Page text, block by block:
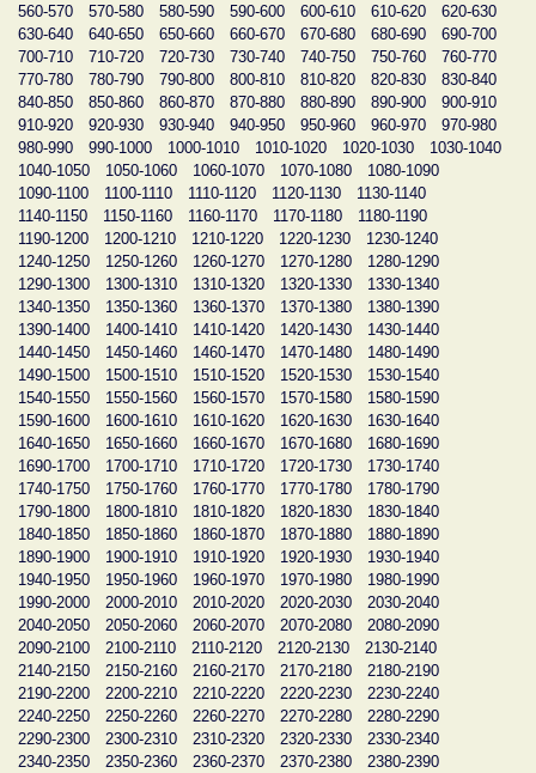
560-570
570-580 580-590 590-600 600-610 610-620
620-630
630-640
640-650 650-660 660-670 670-680 680-690
690-700
700-710
710-720 720-730 730-740 740-750 750-760
760-770
770-780
780-790 790-800 800-810 810-820 820-830
830-840
840-850
850-860 860-870 870-880 880-890 890-900
900-910
910-920
920-930 930-940 940-950 950-960 960-970
970-980
980-990
990-1000 1000-1010 1010-1020 1020-1030
1030-1040
1040-1050
1050-1060 1060-1070 1070-1080
1080-1090
1090-1100
1100-1110 1110-1120 1120-1130
1130-1140
1140-1150
1150-1160 1160-1170 1170-1180
1180-1190
1190-1200
1200-1210 1210-1220 1220-1230
1230-1240
1240-1250
1250-1260 1260-1270 1270-1280
1280-1290
1290-1300
1300-1310 1310-1320 1320-1330
1330-1340
1340-1350
1350-1360 1360-1370 1370-1380
1380-1390
1390-1400
1400-1410 1410-1420 1420-1430
1430-1440
1440-1450
1450-1460 1460-1470 1470-1480
1480-1490
1490-1500
1500-1510 1510-1520 1520-1530
1530-1540
1540-1550
1550-1560 1560-1570 1570-1580
1580-1590
1590-1600
1600-1610 1610-1620 1620-1630
1630-1640
1640-1650
1650-1660 1660-1670 1670-1680
1680-1690
1690-1700
1700-1710 1710-1720 1720-1730
1730-1740
1740-1750
1750-1760 1760-1770 1770-1780
1780-1790
1790-1800
1800-1810 1810-1820 1820-1830
1830-1840
1840-1850
1850-1860 1860-1870 1870-1880
1880-1890
1890-1900
1900-1910 1910-1920 1920-1930
1930-1940
1940-1950
1950-1960 1960-1970 1970-1980
1980-1990
1990-2000
2000-2010 2010-2020 2020-2030
2030-2040
2040-2050
2050-2060 2060-2070 2070-2080
2080-2090
2090-2100
2100-2110 2110-2120 2120-2130
2130-2140
2140-2150
2150-2160 2160-2170 2170-2180
2180-2190
2190-2200
2200-2210 2210-2220 2220-2230
2230-2240
2240-2250
2250-2260 2260-2270 2270-2280
2280-2290
2290-2300
2300-2310 2310-2320 2320-2330
2330-2340
2340-2350
2350-2360 2360-2370 2370-2380
2380-2390